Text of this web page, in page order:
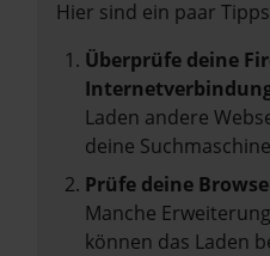
Hier sind ein paar
Überprüfe deine
Laden andere
deine
Prüfe deine
Manche
können das Laden